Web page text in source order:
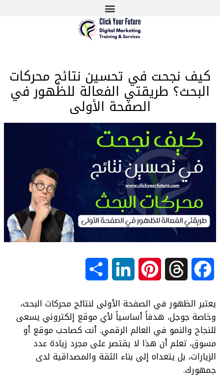
كيف نجحت في تحسين نتائج محركات
البحث؟ طريقتي الفعالة للظهور في
الصفحة الأولى
c
e
b
r
e
a
n
t
e
n
k
e
a
r
e
يعتبر الظهور في الصفحة الأولى لنتائج محركات البحث،
وخاصة جوجل، هدفاً أساسياً لأي موقع إلكتروني يسعى
للنجاح والنمو في العالم الرقمي. أنت كصاحب موقع أو
مسوق، تعلم أن هذا لا يقتصر على مجرد زيادة عدد
الزيارات، بل يتعداه إلى بناء الثقة والمصداقية لدى
جمهورك.